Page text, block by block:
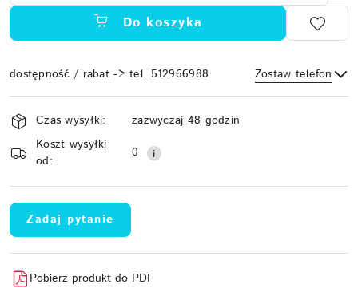
Do koszyka
dostępność / rabat -> tel. 512966988 Zostaw telefon
Wyślij
Dostępność
i
dostawa
Czas wysyłki:
zazwyczaj 48 godzin
Koszt wysyłki
od:
0
Zadaj pytanie
Pobierz produkt do PDF